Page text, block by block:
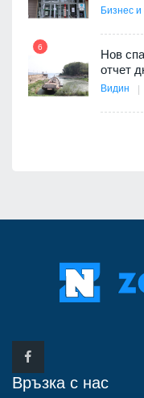
Бизнес
6
Нов
отчет
Видин
Връзка с нас